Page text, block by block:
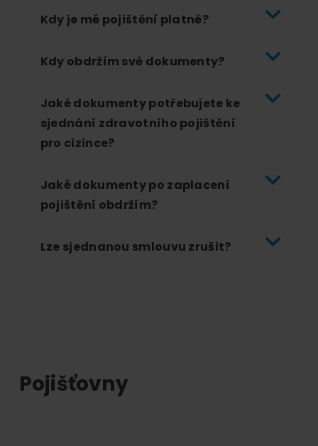
Kdy je mé pojištění platné?
Kdy obdržím své dokumenty?
Jaké dokumenty potřebujete ke
sjednání zdravotního pojištění
pro cizince?
Jaké dokumenty po zaplacení
pojištění obdržím?
Lze sjednanou smlouvu zrušit?
Pojišťovny